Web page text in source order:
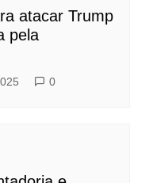
atacar Trump
pela
0